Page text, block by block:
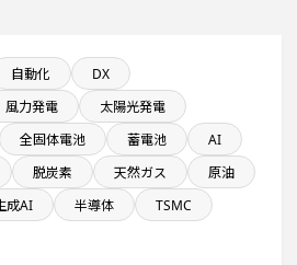
ジェクト
億円以上の企業一覧
過プロジェクト
ロジェクト
自動化
DX
風力発電
太陽光発電
全固体電池 蓄電池
AI
脱炭素 天然ガス
原油
成AI 半導体
TSMC